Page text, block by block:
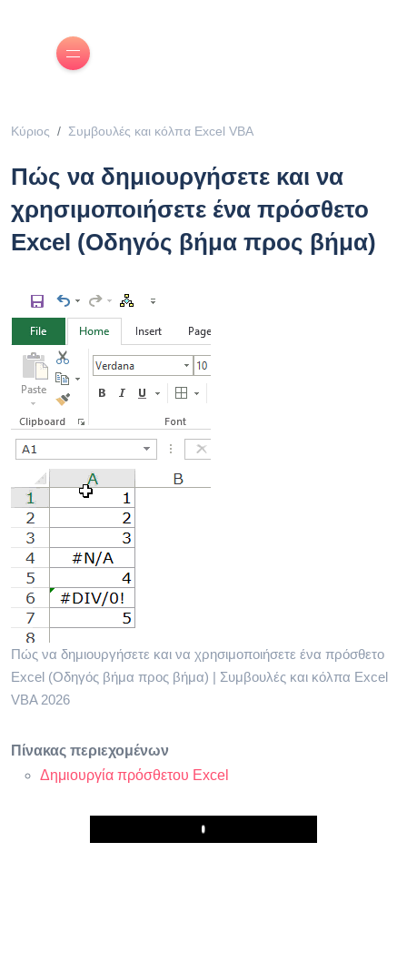
Κύριος Συμβουλές και κόλπα Excel VBA
Πώς να δημιουργήσετε και να
χρησιμοποιήσετε ένα πρόσθετο
Excel (Οδηγός βήμα προς βήμα)
Πώς να δημιουργήσετε και να χρησιμοποιήσετε ένα πρόσθετο
Excel (Οδηγός βήμα προς βήμα) | Συμβουλές και κόλπα Excel
VBA 2026
Πίνακας περιεχομένων
Δημιουργία πρόσθετου Excel
Play